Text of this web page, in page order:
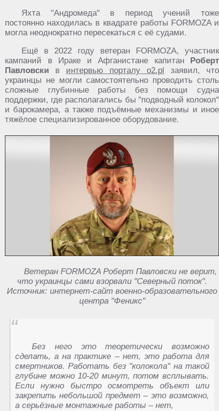
Яхта "Андромеда" в период учений тоже
постоянно находилась в квадрате работы FORMOZA и
могла неоднократно пересекаться с её судами.
Ещё в 2022 году ветеран FORMOZA, участник
кампаний в Ираке и Афганистане капитан Роберт
Павловски в интервью порталу o2.pl заявил, что
украинцы не могли самостоятельно проводить столь
сложные глубинные работы без помощи судна
поддержки, где располагались бы "подводный колокол"
и барокамера, а также подъёмные механизмы и иное
тяжёлое специализированное оборудование.
Ветеран FORMOZA Роберт Павловски не верит,
что украинцы сами взорвали "Северный поток".
Источник: интернет-сайт военно-образовательного
центра "Феникс"
Без него это теоретически возможно
сделать, а на практике – нет, это работа для
смертников. Работать без "колокола" на такой
глубине можно 10-20 минут, потом всплывать.
Если нужно быстро осмотреть объект или
закрепить небольшой предмет – это возможно,
а серьёзные монтажные работы – нет,